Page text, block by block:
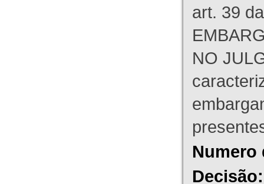
art. 39
NO
Numero
Decisão: